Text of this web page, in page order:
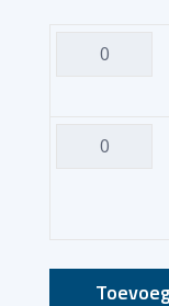
Brekerzand
aantal
Brekerzand